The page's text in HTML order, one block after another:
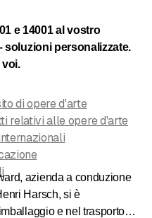
e 14001 al vostro
soluzioni personalizzate.
voi.
di opere d'arte
relativi alle opere d'arte
azienda a conduzione
Harsch, si è
e nel trasporto